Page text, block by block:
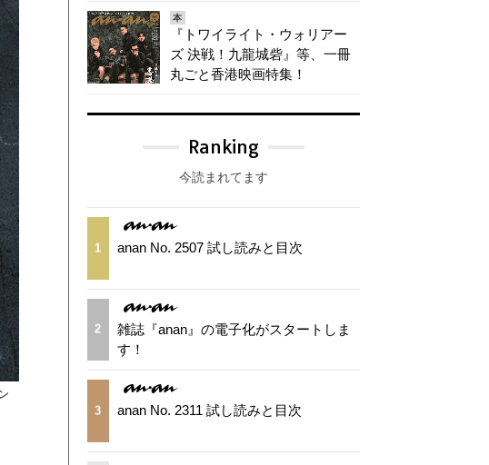
本
『トワイライト・ウォリアー
ズ 決戦！九龍城砦』等、一冊
丸ごと香港映画特集！
Ranking
今読まれてます
1 anan No. 2507 試し読みと目次
2
雑誌『anan』の電子化がスタートしま
す！
3 anan No. 2311 試し読みと目次